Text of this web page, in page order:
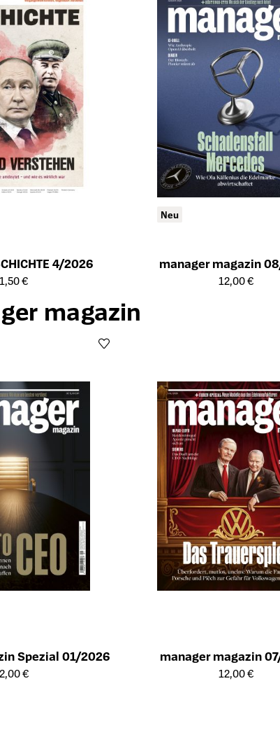
4/2026
Produkts
€
Neu
manager magazin
Öffnet die Detailseite des
12,00 €
magazin
Spezial 01/2026
Produkts
€
manager magazin
Öffnet die Detailseite des
12,00 €